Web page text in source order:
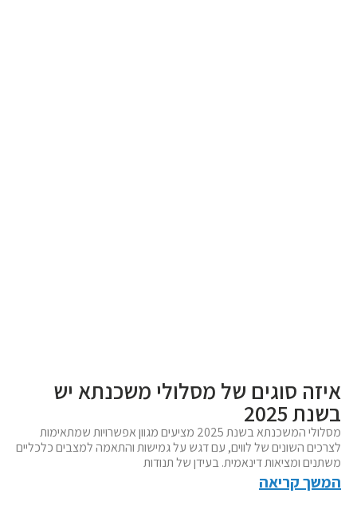
איזה סוגים של מסלולי משכנתא יש
בשנת 2025
מסלולי המשכנתא בשנת 2025 מציעים מגוון אפשרויות שמתאימות
לצרכים השונים של לווים, עם דגש על גמישות והתאמה למצבים כלכליים
משתנים ומציאות דינאמית. בעידן של תנודות
המשך קריאה